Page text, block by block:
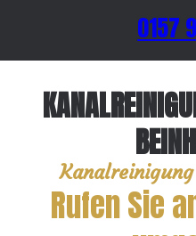
0157
Rufen Sie